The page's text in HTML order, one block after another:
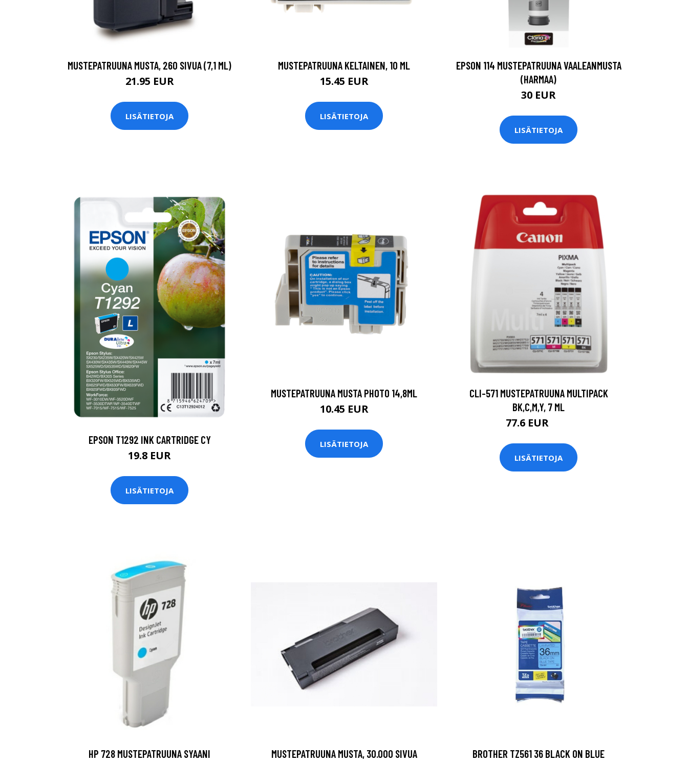
MUSTEPATRUUNA MUSTA, 260 SIVUA (7,1 ML)
21.95 EUR
LISÄTIETOJA
MUSTEPATRUUNA KELTAINEN, 10 ML
15.45 EUR
LISÄTIETOJA
EPSON 114 MUSTEPATRUUNA VAALEANMUSTA
(HARMAA)
30 EUR
LISÄTIETOJA
EPSON T1292 INK CARTRIDGE CY
19.8 EUR
LISÄTIETOJA
MUSTEPATRUUNA MUSTA PHOTO 14,8ML
10.45 EUR
LISÄTIETOJA
CLI-571 MUSTEPATRUUNA MULTIPACK
BK,C,M,Y, 7 ML
77.6 EUR
LISÄTIETOJA
HP 728 MUSTEPATRUUNA SYAANI MUSTEPATRUUNA MUSTA, 30.000 SIVUA BROTHER TZ561 36 BLACK ON BLUE